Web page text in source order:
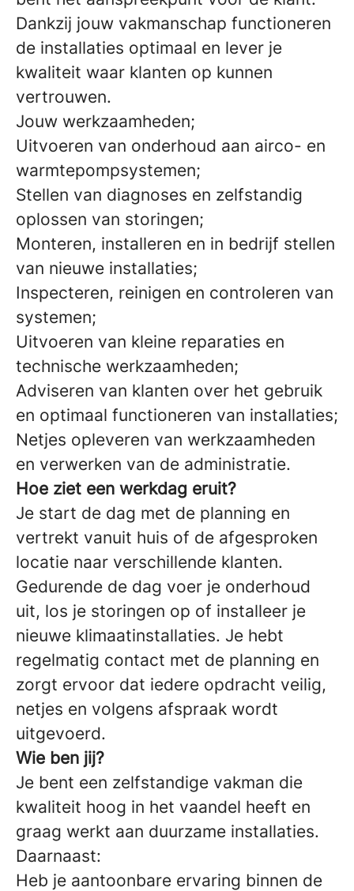
Dankzij jouw vakmanschap functioneren
de installaties optimaal en lever je
kwaliteit waar klanten op kunnen
vertrouwen.
Jouw werkzaamheden;
Uitvoeren van onderhoud aan airco- en
warmtepompsystemen;
Stellen van diagnoses en zelfstandig
oplossen van storingen;
Monteren, installeren en in bedrijf stellen
van nieuwe installaties;
Inspecteren, reinigen en controleren van
systemen;
Uitvoeren van kleine reparaties en
technische werkzaamheden;
Adviseren van klanten over het gebruik
en optimaal functioneren van installaties;
Netjes opleveren van werkzaamheden
en verwerken van de administratie.
Hoe ziet een werkdag eruit?
Je start de dag met de planning en
vertrekt vanuit huis of de afgesproken
locatie naar verschillende klanten.
Gedurende de dag voer je onderhoud
uit, los je storingen op of installeer je
nieuwe klimaatinstallaties. Je hebt
regelmatig contact met de planning en
zorgt ervoor dat iedere opdracht veilig,
netjes en volgens afspraak wordt
uitgevoerd.
Wie ben jij?
Je bent een zelfstandige vakman die
kwaliteit hoog in het vaandel heeft en
graag werkt aan duurzame installaties.
Daarnaast:
Heb je aantoonbare ervaring binnen de